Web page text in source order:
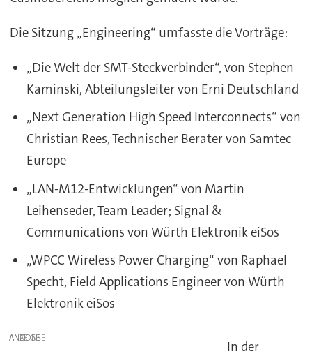
Die Sitzung „Engineering“ umfasste die Vorträge:
„Die Welt der SMT-Steckverbinder“, von Stephen
Kaminski, Abteilungsleiter von Erni Deutschland
„Next Generation High Speed Interconnects“ von
Christian Rees, Technischer Berater von Samtec
Europe
„LAN-M12-Entwicklungen“ von Martin
Leihenseder, Team Leader; Signal &
Communications von Würth Elektronik eiSos
„WPCC Wireless Power Charging“ von Raphael
Specht, Field Applications Engineer von Würth
Elektronik eiSos
ANZEIGE
In der